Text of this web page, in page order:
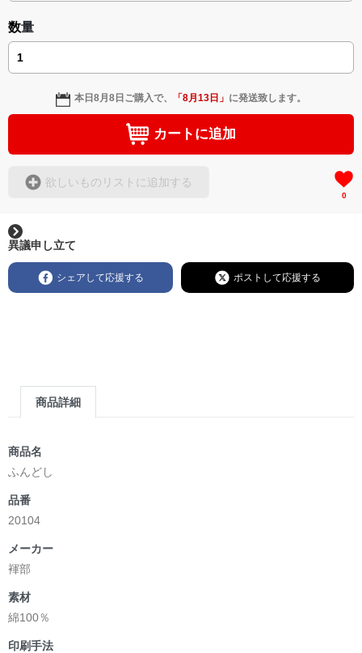
数量
本日8月8日 ご購入で、 「8月13日 」 に発送致します。
カートに追加
欲しいものリストに追加する
0
異議申し立て
シェアして応援する ポストして応援する
商品詳細
商品名
ふんどし
品番
20104
メーカー
褌部
素材
綿100％
印刷手法